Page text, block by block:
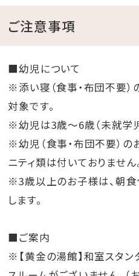
ご注意事項
■幼児について
※添い寝（食事・布団不要
対象です。
※幼児は3歳～6歳（未就学児
※幼児（食事・布団不要）の
ニティ類は付いておりません
※3歳以上のお子様は、朝
します。
■ご案内
※【黄金の湯館】和室スタン